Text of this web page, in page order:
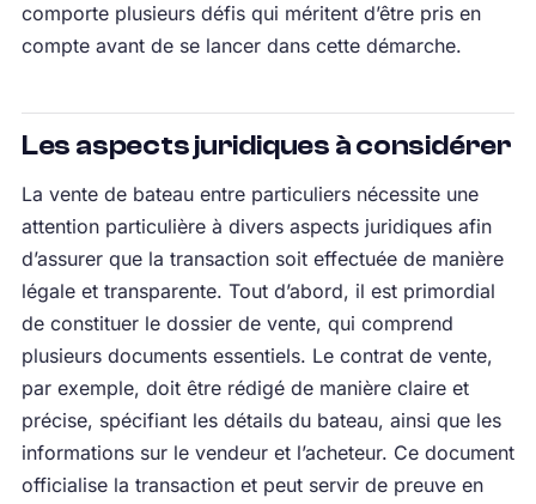
comporte plusieurs défis qui méritent d’être pris en
compte avant de se lancer dans cette démarche.
Les aspects juridiques à considérer
La vente de bateau entre particuliers nécessite une
attention particulière à divers aspects juridiques afin
d’assurer que la transaction soit effectuée de manière
légale et transparente. Tout d’abord, il est primordial
de constituer le dossier de vente, qui comprend
plusieurs documents essentiels. Le contrat de vente,
par exemple, doit être rédigé de manière claire et
précise, spécifiant les détails du bateau, ainsi que les
informations sur le vendeur et l’acheteur. Ce document
officialise la transaction et peut servir de preuve en